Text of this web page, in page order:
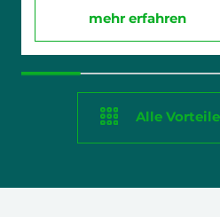
mehr erfahren
Alle